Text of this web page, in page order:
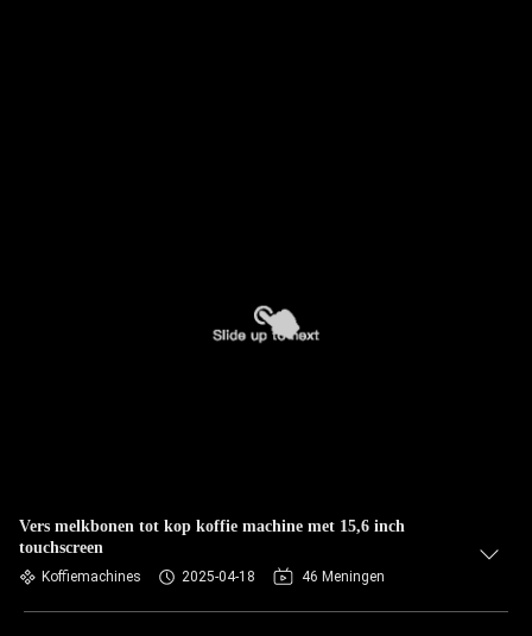
Vers melkbonen tot kop koffie machine met 15,6 inch
touchscreen
Koffiemachines 2025-04-18 46 Meningen